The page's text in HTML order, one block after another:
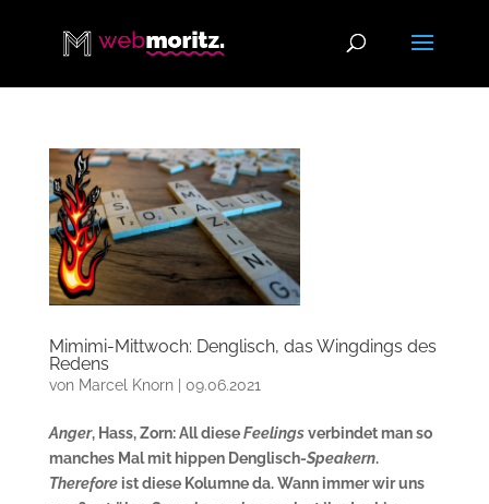
Mimimi-Mittwoch: Denglisch, das Wingdings des
Redens
von Marcel Knorn| 09.06.2021
Anger, Hass, Zorn: All dieseFeelingsverbindet man so
manches Mal mit hippen Denglisch-Speakern.
Thereforeist diese Kolumne da. Wann immer wir uns